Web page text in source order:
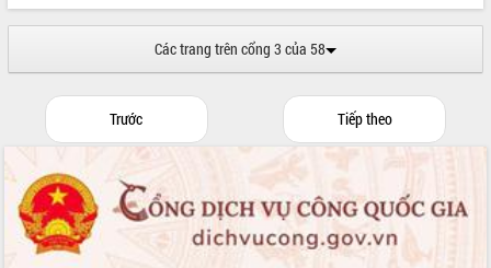
hoạch tỉnh Đắk Lắk thời kỳ 2021-2030,
doanh nghiệp nhà nước
Hội nghị triển khai kết nối mạng
truyền số liệu chuyên dùng phục vụ cơ
quan Đảng, Nhà nước
Lễ phát động chuỗi hoạt động chung
tay làm sạch môi trường
Xã Ea Kar bước chuyển mình trong
Các trang trên cổng 3 của 58
Trước Tiếp theo